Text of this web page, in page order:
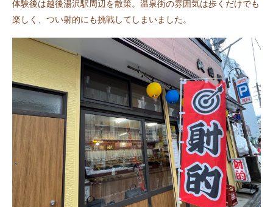
体験後は越後湯沢駅周辺を散策。温泉街の雰囲気は歩くだけでも
楽しく、つい射的にも挑戦してしまいました。